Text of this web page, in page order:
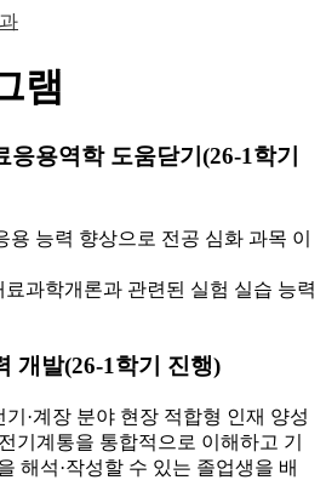
램
용역학 도움닫기(26-1학기
용 능력 향상으로 전공 심화 과목 이
과학개론과 관련된 실험 실습 능력
개발(26-1학기 진행)
기·계장 분야 현장 적합형 인재 양성
기계통을 통합적으로 이해하고 기
해석·작성할 수 있는 졸업생을 배